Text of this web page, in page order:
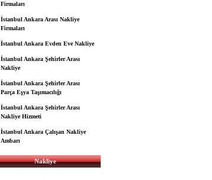
Firmaları
İstanbul Ankara Arası Nakliye
Firmaları
İstanbul Ankara Evden Eve Nakliye
İstanbul Ankara Şehirler Arası
Nakliye
İstanbul Ankara Şehirler Arası
Parça Eşya Taşımacılığı
İstanbul Ankara Şehirler Arası
Nakliye Hizmeti
İstanbul Ankara Çalışan Nakliye
Ambarı
Nakliye